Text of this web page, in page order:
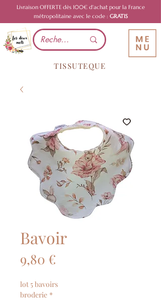
Livraison OFFERTE dès 100€ d'achat pour la France
métropolitaine avec le code : GRATIS
TISSUTEQUE
Bavoir
9,80 €
lot 5 bavoirs
broderie *